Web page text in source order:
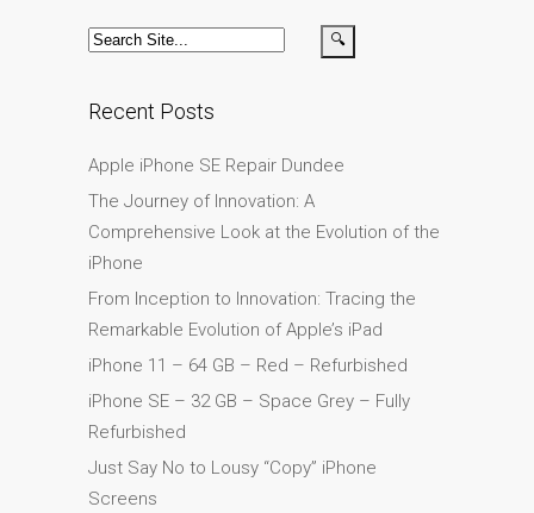
Affiche publicitaire –
MacBook à Dundee –
Alimentations
Contactez-nous
pour toujours!
l’iPhone d’Apple
Les réparations pour la
Écran sombre sur
Recent Posts
Apple iPhone SE Repair Dundee
The Journey of Innovation: A
Comprehensive Look at the Evolution of the
iPhone
From Inception to Innovation: Tracing the
Remarkable Evolution of Apple’s iPad
iPhone 11 – 64 GB – Red – Refurbished
iPhone SE – 32 GB – Space Grey – Fully
Refurbished
Just Say No to Lousy “Copy” iPhone
Screens